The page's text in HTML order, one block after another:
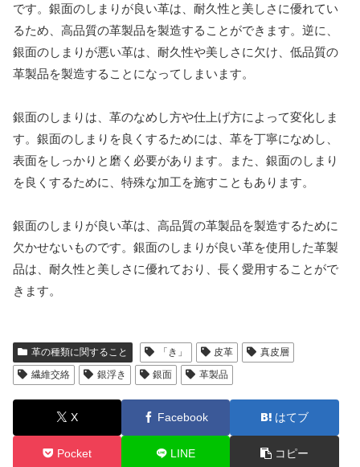
です。銀面のしまりが良い革は、耐久性と美しさに優れてい
るため、高品質の革製品を製造することができます。逆に、
銀面のしまりが悪い革は、耐久性や美しさに欠け、低品質の
革製品を製造することになってしまいます。
銀面のしまりは、革のなめし方や仕上げ方によって変化しま
す。銀面のしまりを良くするためには、革を丁寧になめし、
表面をしっかりと磨く必要があります。また、銀面のしまり
を良くするために、特殊な加工を施すこともあります。
銀面のしまりが良い革は、高品質の革製品を製造するために
欠かせないものです。銀面のしまりが良い革を使用した革製
品は、耐久性と美しさに優れており、長く愛用することがで
きます。
革の種類に関すること 「き」 皮革
真皮層
繊維交絡
銀浮き 銀面 革製品
X Facebook はてブ
Pocket LINE コピー